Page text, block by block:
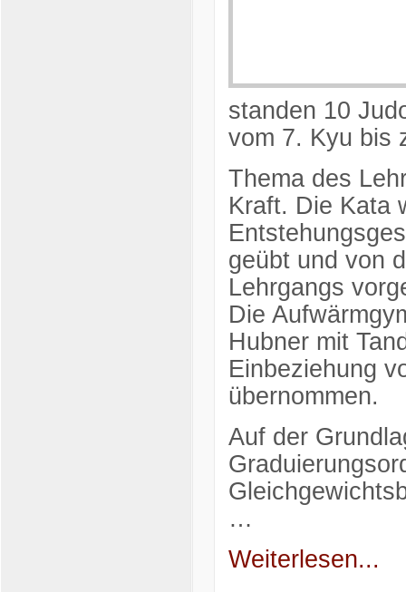
standen 10
vom 7. Kyu bis
Thema des
Kraft. Die Kata
geübt und von
Lehrgangs
Die
Hubner mit
Einbeziehung
übernommen.
Auf der
…
Weiterlesen...